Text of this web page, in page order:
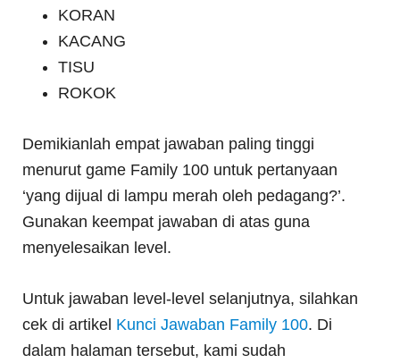
KORAN
KACANG
TISU
ROKOK
Demikianlah empat jawaban paling tinggi
menurut game Family 100 untuk pertanyaan
‘yang dijual di lampu merah oleh pedagang?’.
Gunakan keempat jawaban di atas guna
menyelesaikan level.
Untuk jawaban level-level selanjutnya, silahkan
cek di artikel Kunci Jawaban Family 100. Di
dalam halaman tersebut, kami sudah